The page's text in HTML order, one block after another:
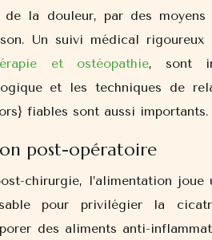
la douleur, par des moyens
Un suivi médical
et ostéopathie, sont
et les techniques de
fiables sont aussi importants.
post-opératoire
chirurgie, l’alimentation
pour privilégier la
des aliments anti-